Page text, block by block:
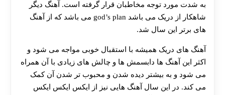
به شدت مورد توجه مخاطبان قرار گرفته است. آهنگ دیگر
شاهکار از دریک می باشد god’s plan می باشد که از آهنگ
های برتر این سال شد‌.
آهنگ های دریک همیشه با استقبال خوبی مواجه می شود و
اکثر این آهنگ ها دابسمش ها و چالش های زیادی با آن همراه
می شود و به بیشتر دیده شدن و محبوب تر شدن آن کمک
می کند. در این سال آهنگ هایی نیز از ایکس ایکس ایکس